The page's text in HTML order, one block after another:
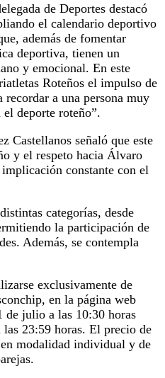
de Deportes destacó
el calendario deportivo
además de fomentar
deportiva, tienen un
y emocional. En este
Roteños el impulso de
recordar a una persona muy
deporte roteño”.
Castellanos señaló que este
y el respeto hacia Álvaro
constante con el
categorías, desde
la participación de
Además, se contempla
exclusivamente de
en la página web
de julio a las 10:30 horas
23:59 horas. El precio de
modalidad individual y de